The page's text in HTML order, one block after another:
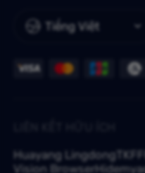
Tiếng Việt
Huayang Lingdong
Vision Browser